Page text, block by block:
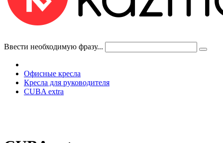
Ввести необходимую фразу...
Офисные кресла
Кресла для руководителя
CUBA extra